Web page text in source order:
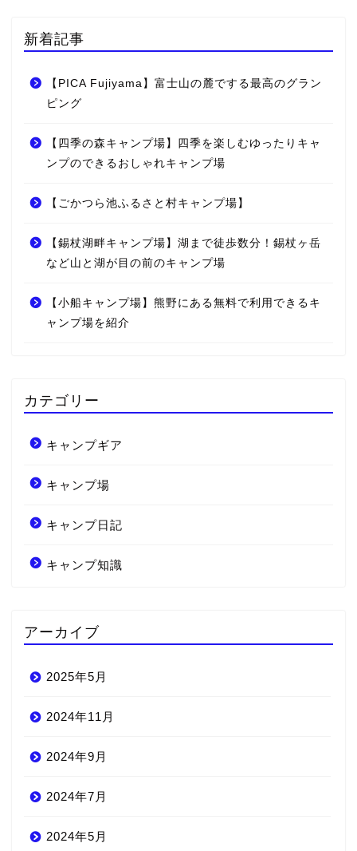
新着記事
【PICA Fujiyama】富士山の麓でする最高のグラン
ピング
【四季の森キャンプ場】四季を楽しむゆったりキャ
ンプのできるおしゃれキャンプ場
【ごかつら池ふるさと村キャンプ場】
【錫杖湖畔キャンプ場】湖まで徒歩数分！錫杖ヶ岳
など山と湖が目の前のキャンプ場
【小船キャンプ場】熊野にある無料で利用できるキ
ャンプ場を紹介
カテゴリー
キャンプギア
キャンプ場
キャンプ日記
キャンプ知識
アーカイブ
2025年5月
2024年11月
2024年9月
2024年7月
2024年5月